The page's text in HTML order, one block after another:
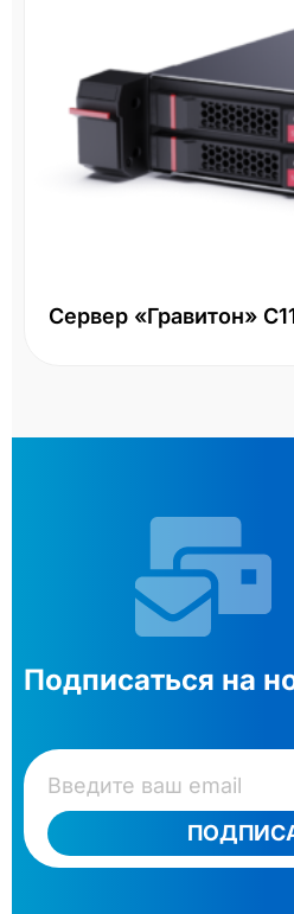
Сервер «Гравитон»
Подписаться на